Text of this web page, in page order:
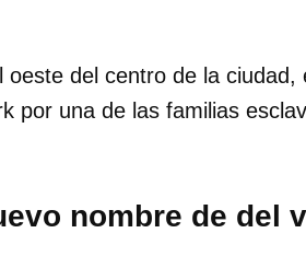
oeste del centro de la
por una de las familias
nombre de del